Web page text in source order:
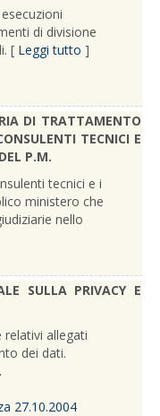
di divisione
[ Leggi tutto ]
DI TRATTAMENTO
TECNICI E
P.M.
tecnici e i
ministero che
nello
SULLA PRIVACY E
relativi allegati
dei dati.
27.10.2004